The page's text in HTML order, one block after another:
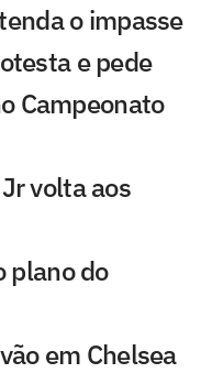
o impasse
e pede
Campeonato
volta aos
plano do
em Chelsea